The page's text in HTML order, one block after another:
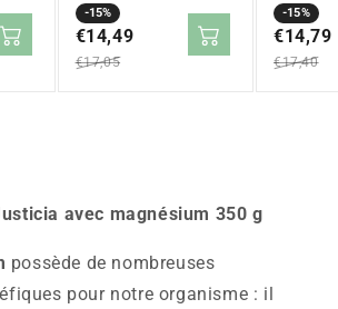
-15%
Prix
en
€14,49
Prix
régulier
€17,05
70-15%
Prix
en
€14,79
Prix
régulier
€17,40
avec magnésium 350 g
possède de nombreuses
pour notre organisme : il